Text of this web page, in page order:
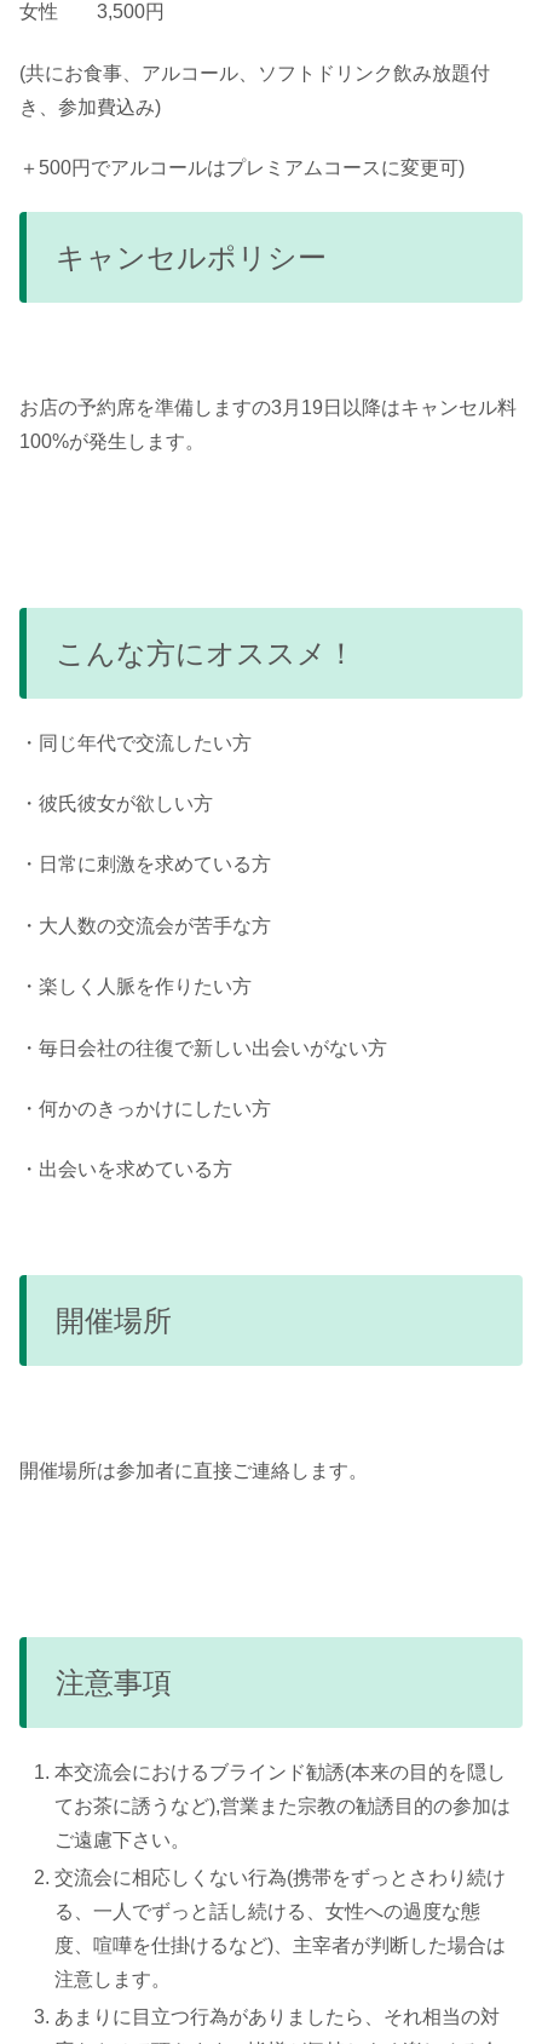
女性 3,500円
(共にお食事、アルコール、ソフトドリンク飲み放題付
き、参加費込み)
＋500円でアルコールはプレミアムコースに変更可)
キャンセルポリシー
お店の予約席を準備しますの3月19日以降はキャンセル料
100%が発生します。
こんな方にオススメ！
・同じ年代で交流したい方
・彼氏彼女が欲しい方
・日常に刺激を求めている方
・大人数の交流会が苦手な方
・楽しく人脈を作りたい方
・毎日会社の往復で新しい出会いがない方
・何かのきっかけにしたい方
・出会いを求めている方
開催場所
開催場所は参加者に直接ご連絡します。
注意事項
本交流会におけるブラインド勧誘(本来の目的を隠し
てお茶に誘うなど),営業また宗教の勧誘目的の参加は
ご遠慮下さい。
交流会に相応しくない行為(携帯をずっとさわり続け
る、一人でずっと話し続ける、女性への過度な態
度、喧嘩を仕掛けるなど)、主宰者が判断した場合は
注意します。
あまりに目立つ行為がありましたら、それ相当の対